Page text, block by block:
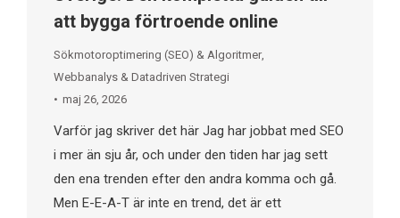
att bygga förtroende online
Sökmotoroptimering (SEO) & Algoritmer,
Webbanalys & Datadriven Strategi
maj 26, 2026
Varför jag skriver det här Jag har jobbat med SEO
i mer än sju år, och under den tiden har jag sett
den ena trenden efter den andra komma och gå.
Men E-E-A-T är inte en trend, det är ett